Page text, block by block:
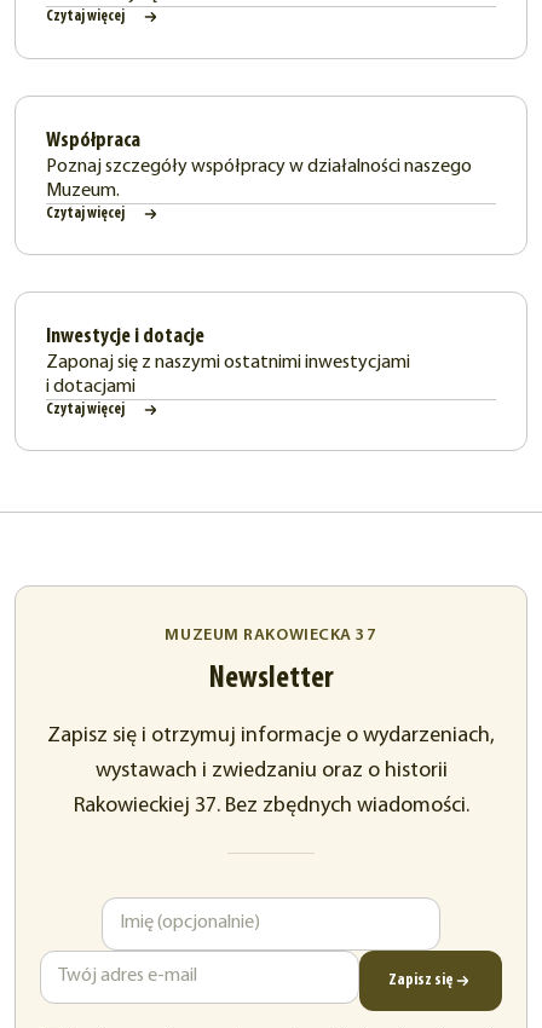
Czytaj więcej
Współpraca
Poznaj szczegóły współpracy w działalności naszego
Muzeum.
Czytaj więcej
Inwestycje i dotacje
Zaponaj się z naszymi ostatnimi inwestycjami
i dotacjami
Czytaj więcej
MUZEUM RAKOWIECKA 37
Newsletter
Zapisz się i otrzymuj informacje o wydarzeniach,
wystawach i zwiedzaniu oraz o historii
Rakowieckiej 37. Bez zbędnych wiadomości.
Zapisz się